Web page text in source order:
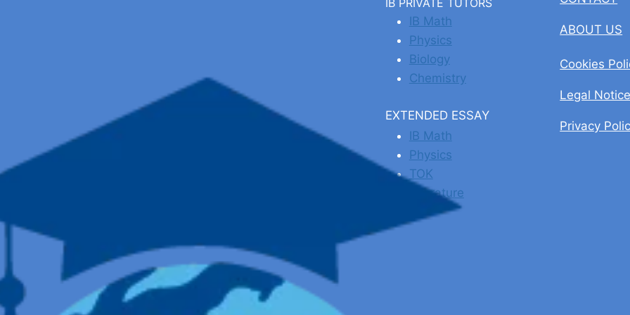
IB PRIVATE TUTORS
IB Math
Physics
Biology
Chemistry
EXTENDED ESSAY
IB Math
Physics
TOK
Literature
ABOUT US
Cookies
Legal Notice
Privacy